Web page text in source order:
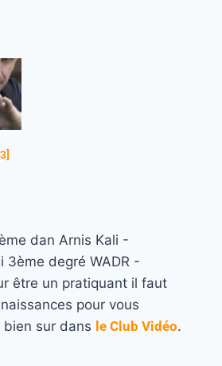
dan Arnis Kali -
3ème degré WADR -
être un pratiquant il faut
pour vous
bien sur dans le Club Vidéo.